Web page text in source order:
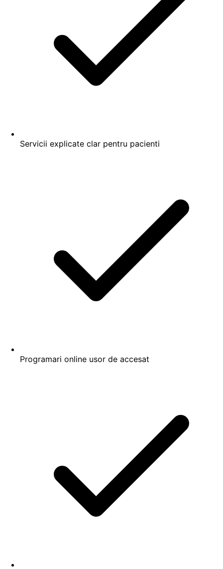
Servicii explicate clar pentru pacienti
Programari online usor de accesat